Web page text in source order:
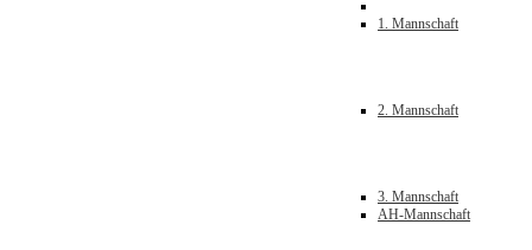
1. Mannschaft
2. Mannschaft
3. Mannschaft
AH-Mannschaft